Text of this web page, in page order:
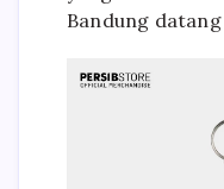
Bandung